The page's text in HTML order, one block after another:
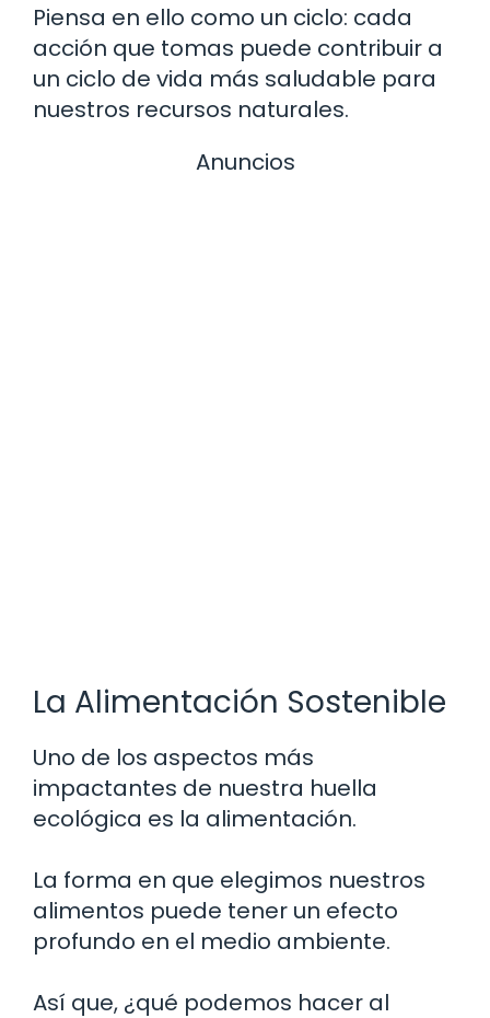
Piensa en ello como un ciclo: cada
acción que tomas puede contribuir a
un ciclo de vida más saludable para
nuestros recursos naturales.
Anuncios
La Alimentación Sostenible
Uno de los aspectos más
impactantes de nuestra huella
ecológica es la alimentación.
La forma en que elegimos nuestros
alimentos puede tener un efecto
profundo en el medio ambiente.
Así que, ¿qué podemos hacer al